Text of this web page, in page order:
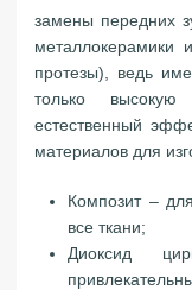
замены передних
металлокерамики
протезы), ведь
только
естественный
материалов для
Композит –
все ткани;
Диоксид